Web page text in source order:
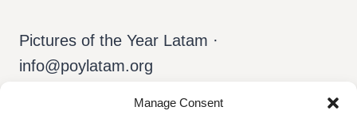
Manage Consent
Pictures of the Year Latam ·
info@poylatam.org